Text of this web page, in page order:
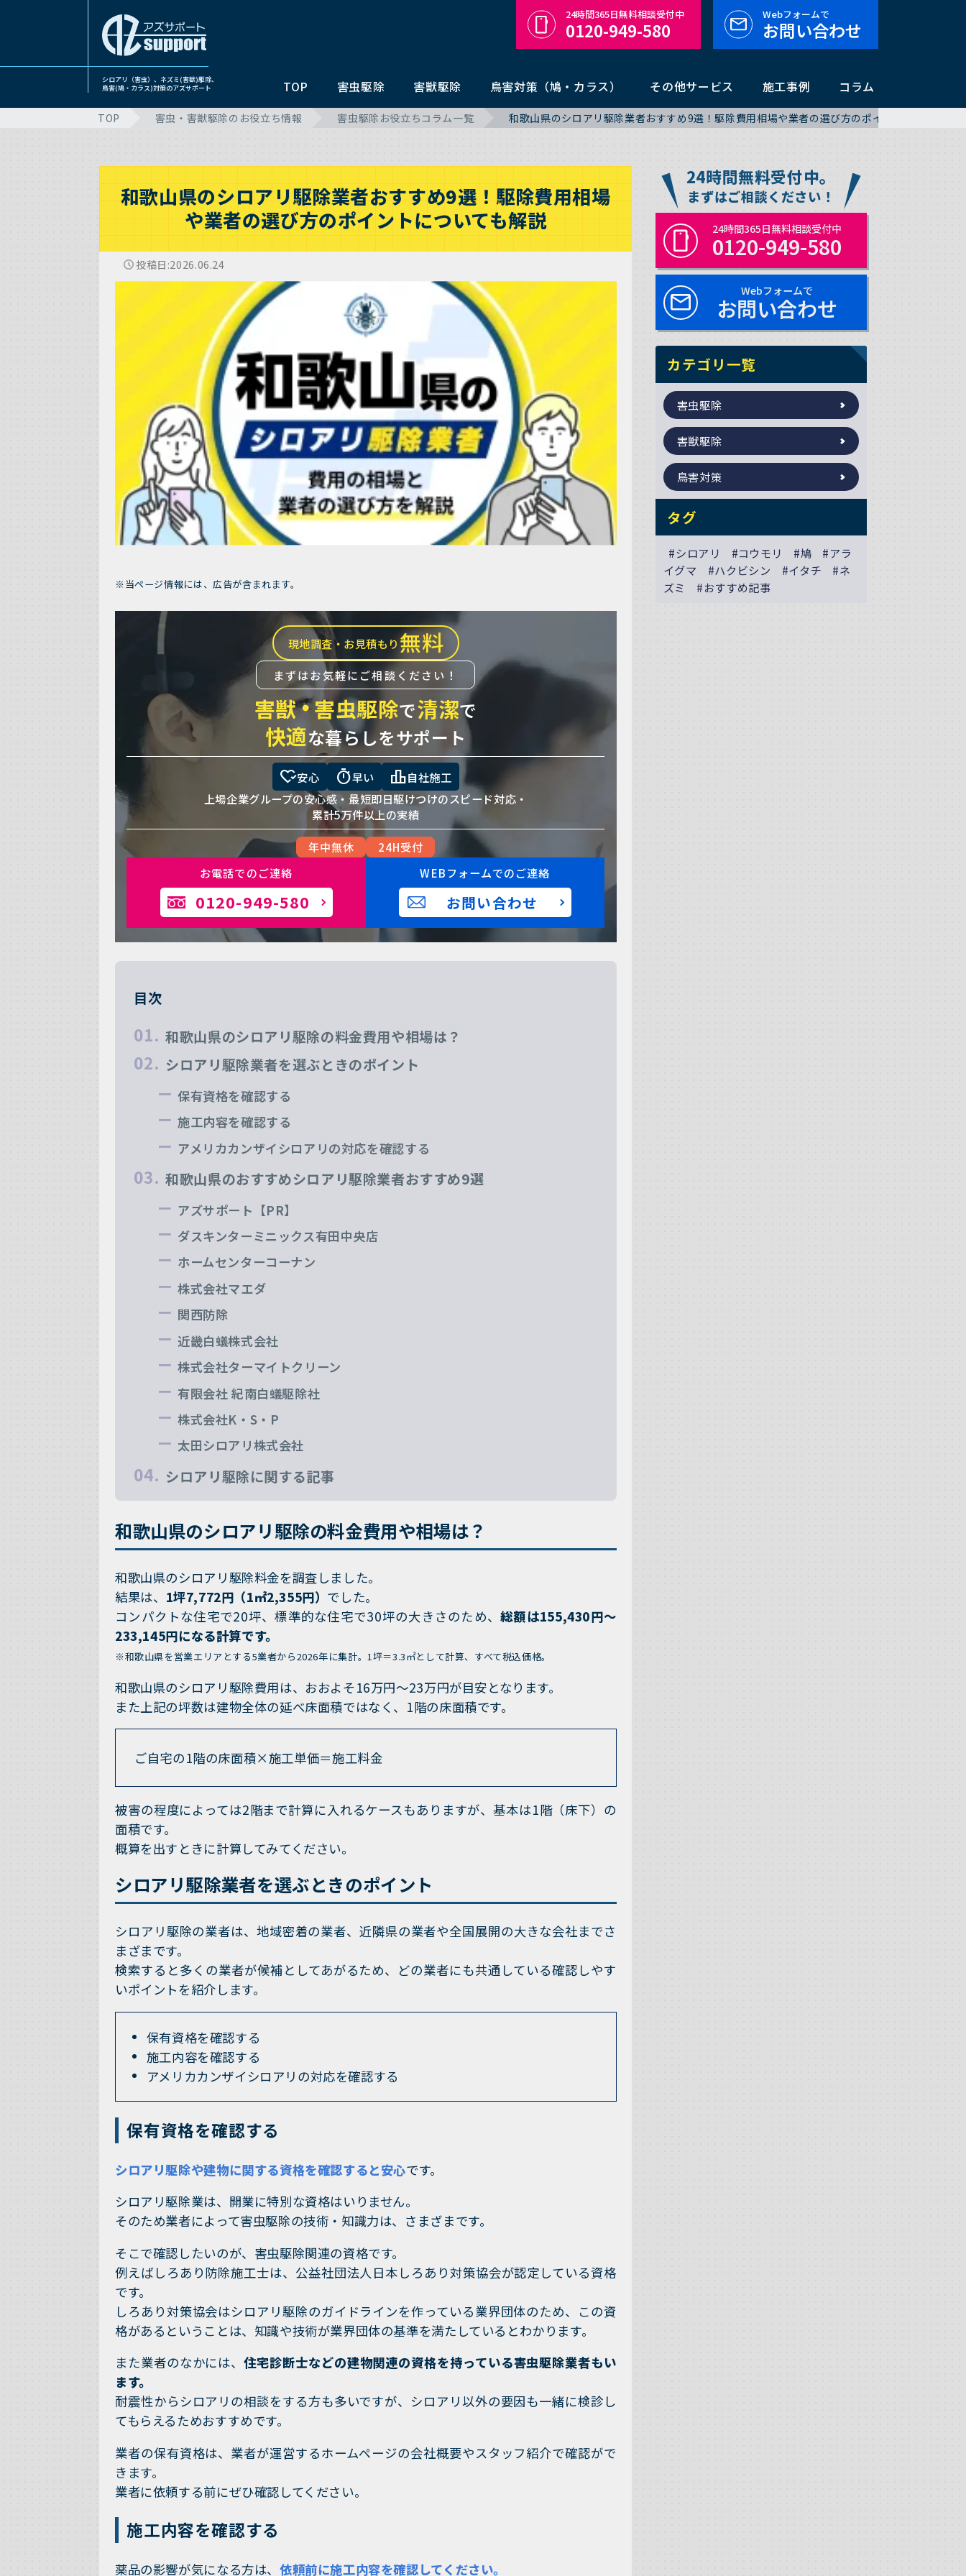
シロアリ（害虫）、ネズミ(害獣)駆除、
鳥害(鳩・カラス)対策のアズサポート
TOP 害虫駆除 害獣駆除 鳥害対策（鳩・カラス） その他サービス 施工事例 コラム
24時間365日無料相談受付中
0120-949-580
Webフォームで
お問い合わせ
TOP 害虫・害獣駆除のお役立ち情報 害虫駆除お役立ちコラム一覧 和歌山県のシロアリ駆除業者おすすめ9選！駆除費用相場や業者の選び方のポイントについても
和歌山県のシロアリ駆除業者おすすめ9選！駆除費用相場
や業者の選び方のポイントについても解説
投稿日 2026.06.24
※当ページ情報には、広告が含まれます。
現地調査・お見積もり無料
まずはお気軽にご相談ください！
害獣・害虫駆除で清潔で
快適な暮らしをサポート
heart_check安心 timer早い leaderboard自社施工
上場企業グループの安心感・ 最短即日駆けつけのスピード対応・
累計5万件以上の実績
年中無休
24H受付
お電話でのご連絡
0120-949-580
WEBフォームでのご連絡
お問い合わせ
目次
和歌山県のシロアリ駆除の料金費用や相場は？
シロアリ駆除業者を選ぶときのポイント
保有資格を確認する
施工内容を確認する
アメリカカンザイシロアリの対応を確認する
和歌山県のおすすめシロアリ駆除業者おすすめ9選
アズサポート【PR】
ダスキンターミニックス有田中央店
ホームセンターコーナン
株式会社マエダ
関西防除
近畿白蟻株式会社
株式会社ターマイトクリーン
有限会社 紀南白蟻駆除社
株式会社K・S・P
太田シロアリ株式会社
シロアリ駆除に関する記事
和歌山県のシロアリ駆除の料金費用や相場は？
和歌山県のシロアリ駆除料金を調査しました。
結果は、 1坪7,772円（1㎡2,355円） でした。
コンパクトな住宅で20坪、標準的な住宅で30坪の大きさのため、総額は155,430円～
233,145円になる計算です。
※和歌山県を営業エリアとする5業者から2026年に集計。1坪＝3.3㎡として計算、すべて税込価格。
和歌山県のシロアリ駆除費用は、おおよそ16万円～23万円が目安となります。
また上記の坪数は建物全体の延べ床面積ではなく、1階の床面積です。
ご自宅の1階の床面積×施工単価＝施工料金
被害の程度によっては2階まで計算に入れるケースもありますが、基本は1階（床下）の
面積です。
概算を出すときに計算してみてください。
シロアリ駆除業者を選ぶときのポイント
シロアリ駆除の業者は、地域密着の業者、近隣県の業者や全国展開の大きな会社までさ
まざまです。
検索すると多くの業者が候補としてあがるため、どの業者にも共通している確認しやす
いポイントを紹介します。
保有資格を確認する
施工内容を確認する
アメリカカンザイシロアリの対応を確認する
保有資格を確認する
シロアリ駆除や建物に関する資格を確認すると安心です。
シロアリ駆除業は、開業に特別な資格はいりません。
そのため業者によって害虫駆除の技術・知識力は、さまざまです。
そこで確認したいのが、害虫駆除関連の資格です。
例えばしろあり防除施工士は、公益社団法人日本しろあり対策協会が認定している資格
です。
しろあり対策協会はシロアリ駆除のガイドラインを作っている業界団体のため、この資
格があるということは、知識や技術が業界団体の基準を満たしているとわかります。
また業者のなかには、住宅診断士などの建物関連の資格を持っている害虫駆除業者もい
ます。
耐震性からシロアリの相談をする方も多いですが、シロアリ以外の要因も一緒に検診し
てもらえるためおすすめです。
業者の保有資格は、業者が運営するホームページの会社概要やスタッフ紹介で確認がで
きます。
業者に依頼する前にぜひ確認してください。
施工内容を確認する
薬品の影響が気になる方は、 依頼前に施工内容を確認してください。
24時間無料受付中。
まずはご相談ください！
24時間365日無料相談受付中
0120-949-580
Webフォームで
お問い合わせ
カテゴリ一覧
害虫駆除
害獣駆除
鳥害対策
タグ
#シロアリ #コウモリ #鳩
#アラ
イグマ
#ハクビシン #イタチ
#ネ
ズミ
#おすすめ記事